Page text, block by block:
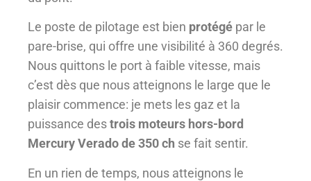
Le poste de pilotage est bien protégé par le
pare-brise, qui offre une visibilité à 360 degrés.
Nous quittons le port à faible vitesse, mais
c’est dès que nous atteignons le large que le
plaisir commence: je mets les gaz et la
puissance destrois moteurs hors-bord
Mercury Verado de 350 ch se fait sentir.
En un rien de temps, nous atteignons le